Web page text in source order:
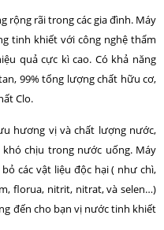
rộng rãi trong các gia đình. Máy
tinh khiết với công nghệ thẩm
quả cực kì cao. Có khả năng
99% tổng lượng chất hữu cơ,
Clo.
hương vị và chất lượng nước,
chịu trong nước uống. Máy
các vật liệu độc hại ( như chì,
florua, nitrit, nitrat, và selen…)
đến cho bạn vị nước tinh khiết